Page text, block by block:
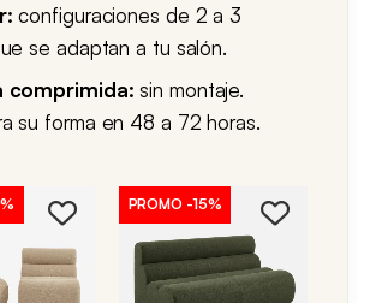
en configuraciones de 2 a
Como toda la colección, llega
al vacío, es fácil de
y colocar, y recupera su
ni herramientas.
configuraciones de 2 a 3
se adaptan a tu salón.
comprimida: sin montaje.
su forma en 48 a 72 horas.
PROMO -15%